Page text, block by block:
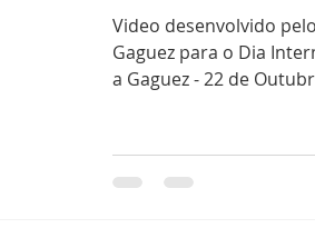
Video desenvolvido
Gaguez para o Dia
a Gaguez - 22 de